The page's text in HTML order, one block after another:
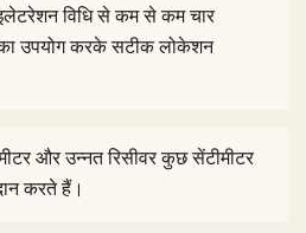
विधि से कम से कम चार
उपयोग करके सटीक लोकेशन
और उन्नत रिसीवर कुछ सेंटीमीटर
करते हैं।